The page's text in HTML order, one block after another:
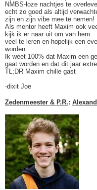
NMBS-loze nachtjes te
echt zo goed als altijd
zijn en zijn vibe mee te nemen!
Als mentor heeft Maxim ook
kijk ik er naar uit om van hem
veel te leren en hopelijk een
worden.
Ik weet 100% dat Maxim een
gaat worden en dat dit jaar
TL;DR Maxim chille gast
-dixit Joe
Zedenmeester & P.R.: